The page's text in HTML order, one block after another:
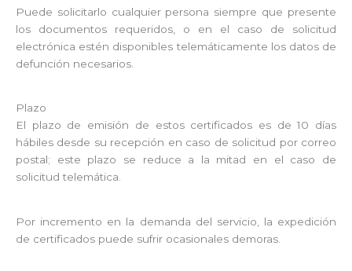
Puede solicitarlo cualquier persona siempre que presente
los documentos requeridos, o en el caso de solicitud
electrónica estén disponibles telemáticamente los datos de
defunción necesarios.
Plazo
El plazo de emisión de estos certificados es de 10 días
hábiles desde su recepción en caso de solicitud por correo
postal; este plazo se reduce a la mitad en el caso de
solicitud telemática.
Por incremento en la demanda del servicio, la expedición
de certificados puede sufrir ocasionales demoras.